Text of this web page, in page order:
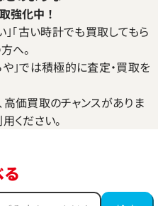
強化中！
｣｢古い時計でも買取してもら
へ。
｣では積極的に査定・買取を
価買取のチャンスがありま
ください。